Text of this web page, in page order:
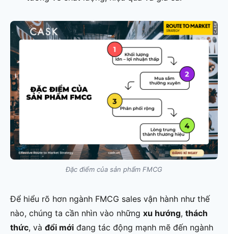
Đặc điểm của sản phẩm FMCG
Để hiểu rõ hơn ngành FMCG sales vận hành như thế
nào, chúng ta cần nhìn vào những xu hướng, thách
thức, và đổi mới đang tác động mạnh mẽ đến ngành